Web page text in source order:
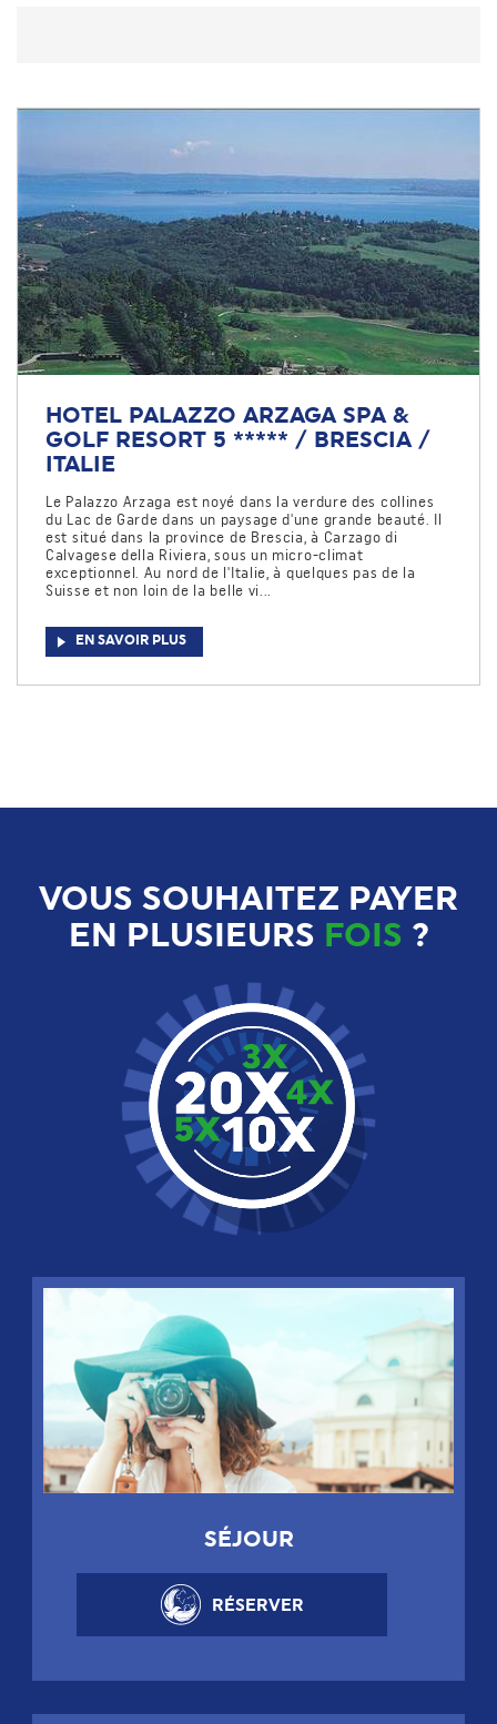
HOTEL PALAZZO ARZAGA SPA &
GOLF RESORT 5 ***** / BRESCIA /
ITALIE
Le Palazzo Arzaga est noyé dans la verdure des collines
du Lac de Garde dans un paysage d'une grande beauté. Il
est situé dans la province de Brescia, à Carzago di
Calvagese della Riviera, sous un micro-climat
exceptionnel. Au nord de l'Italie, à quelques pas de la
Suisse et non loin de la belle vi...
EN SAVOIR PLUS
VOUS SOUHAITEZ PAYER
EN PLUSIEURS FOIS ?
SÉJOUR
RÉSERVER